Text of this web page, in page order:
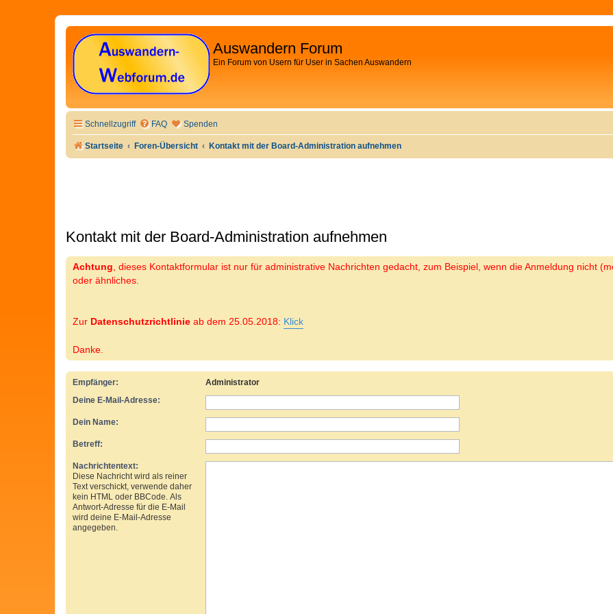
Auswandern Forum
Ein Forum von Usern für User in Sachen Auswandern
Schnellzugriff FAQ Spenden
Startseite Foren-Übersicht Kontakt mit der Board-Administration aufnehmen
Kontakt mit der Board-Administration aufnehmen
Achtung , dieses Kontaktformular ist nur für administrative Nachrichten gedacht, zum Beispiel, wenn die Anmeldung nicht
oder ähnliches.
Zur Datenschutzrichtlinie ab dem 25.05.2018: Klick
Danke.
Empfänger:
Administrator
Deine E-Mail-Adresse:
Dein Name:
Betreff:
Nachrichtentext:
Diese Nachricht wird als reiner
Text verschickt, verwende daher
kein HTML oder BBCode. Als
Antwort-Adresse für die E-Mail
wird deine E-Mail-Adresse
angegeben.